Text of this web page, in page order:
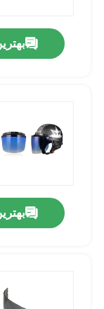
تور کارخانه
اخبار
درخواست نقل
عینک ایمنی عینک